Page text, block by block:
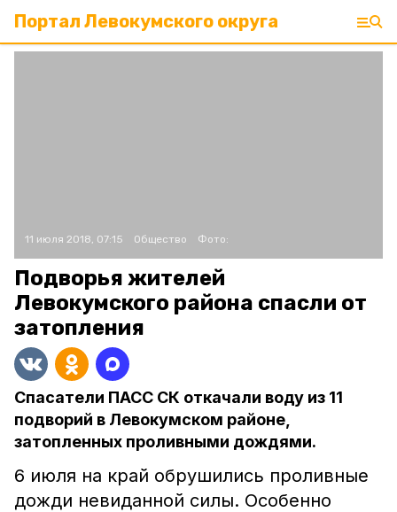
Портал Левокумского округа
11 июля 2018, 07:15 Общество Фото:
Подворья жителей
Левокумского района спасли от
затопления
Спасатели ПАСС СК откачали воду из 11
подворий в Левокумском районе,
затопленных проливными дождями.
6 июля на край обрушились проливные
дожди невиданной силы. Особенно